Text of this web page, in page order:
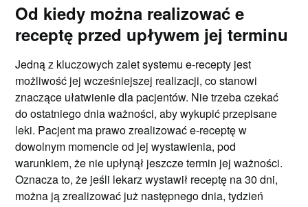
Od kiedy można realizować e
receptę przed upływem jej terminu
Jedną z kluczowych zalet systemu e-recepty jest
możliwość jej wcześniejszej realizacji, co stanowi
znaczące ułatwienie dla pacjentów. Nie trzeba czekać
do ostatniego dnia ważności, aby wykupić przepisane
leki. Pacjent ma prawo zrealizować e-receptę w
dowolnym momencie od jej wystawienia, pod
warunkiem, że nie upłynął jeszcze termin jej ważności.
Oznacza to, że jeśli lekarz wystawił receptę na 30 dni,
można ją zrealizować już następnego dnia, tydzień